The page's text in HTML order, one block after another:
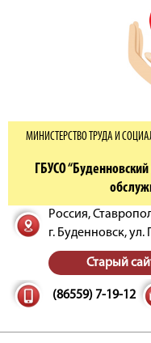
МИНИСТЕРСТВО ТРУДА И
ГБУСО
Россия,
г. Буденновск,ул.
Старый
(86559) 7-19-12